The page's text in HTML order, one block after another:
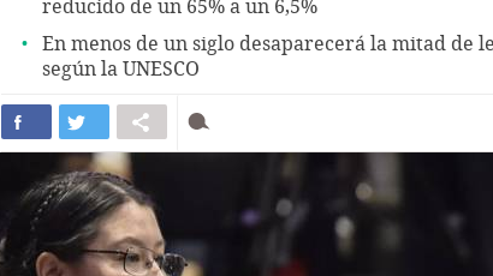
reducido de un 65% a un 6,5%
En menos de un siglo desaparecerá la mitad de
según la UNESCO